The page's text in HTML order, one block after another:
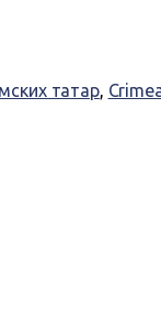
татар,